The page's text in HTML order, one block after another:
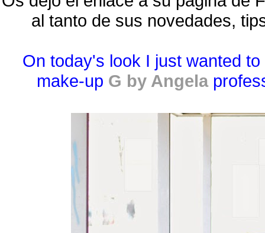
al tanto de sus novedades,
On today's look I just wanted
make-up G by Angela